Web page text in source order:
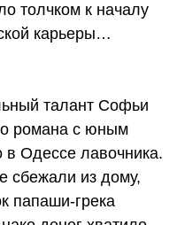
толчком к началу
карьеры…
талант Софьи
романа с юным
в Одессе лавочника.
сбежали из дому,
папаши-грека